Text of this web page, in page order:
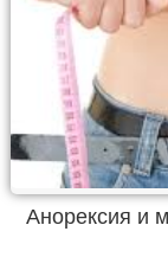
Анорексия и